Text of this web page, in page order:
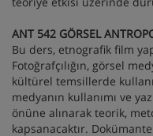
ANT 542 GÖRSEL
Bu ders, etnografik film
Fotoğrafçılığın, görsel
kültürel temsillerde
medyanın kullanımı ve
önüne alınarak teorik,
kapsanacaktır.